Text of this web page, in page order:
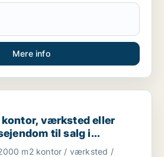
Mere info
værksted eller
kontor, værksted eller
til salg i
m2 kontor / værksted /